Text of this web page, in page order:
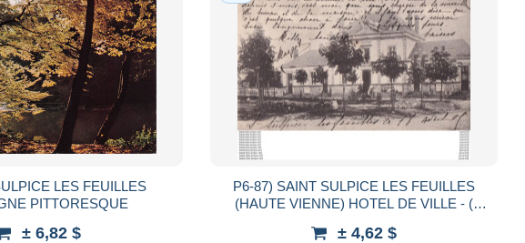
LES FEUILLES
PITTORESQUE
± 6,82 $
P6-87) SAINT SULPICE LES FEUILLES
(HAUTE VIENNE) HOTEL DE VILLE - (
± 4,62 $